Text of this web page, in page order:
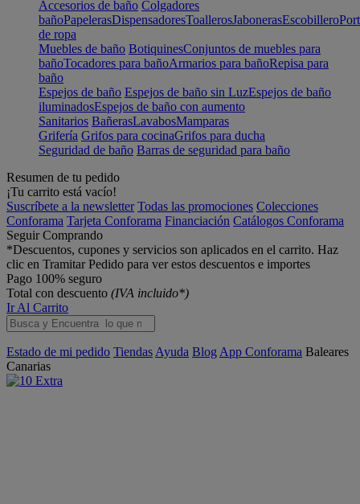
Accesorios de baño Colgadores
bañoPapelerasDispensadoresToallerosJabonerasEscobillero
de ropa
Muebles de baño BotiquinesConjuntos de muebles para
bañoTocadores para bañoArmarios para bañoRepisa para
baño
Espejos de baño Espejos de baño sin LuzEspejos de baño
iluminadosEspejos de baño con aumento
Sanitarios BañerasLavabosMamparas
Grifería Grifos para cocinaGrifos para ducha
Seguridad de baño Barras de seguridad para baño
Resumen de tu pedido
¡Tu carrito está vacío!
Suscríbete a la newsletter Todas las promociones Colecciones
Conforama Tarjeta Conforama Financiación Catálogos Conforama
Seguir Comprando
*Descuentos, cupones y servicios son aplicados en el carrito. Haz
clic en Tramitar Pedido para ver estos descuentos e importes
Pago 100% seguro
Total con descuento (IVA incluido*)
Ir Al Carrito
Estado de mi pedido Tiendas Ayuda Blog App Conforama Baleares
Canarias